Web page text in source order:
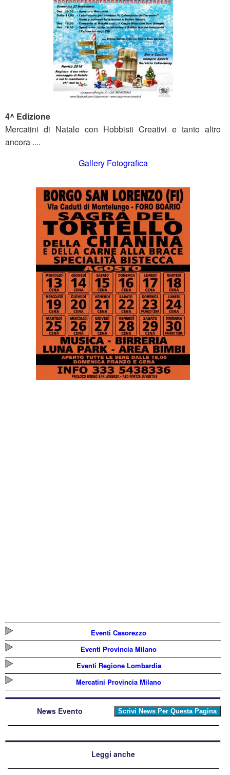
4^ Edizione
Mercatini di Natale con Hobbisti Creativi e tanto altro
ancora ....
Gallery Fotografica
Eventi Casorezzo
Eventi Provincia Milano
Eventi Regione Lombardia
Mercatini Provincia Milano
News Evento
Leggi anche